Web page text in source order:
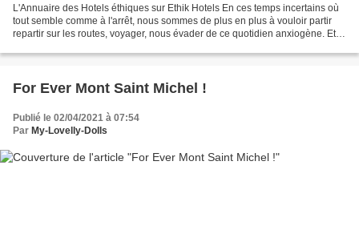
L'Annuaire des Hotels éthiques sur Ethik Hotels En ces temps incertains où
tout semble comme à l'arrêt, nous sommes de plus en plus à vouloir partir
repartir sur les routes, voyager, nous évader de ce quotidien anxiogène. Et si
For Ever Mont Saint Michel !
Publié le 02/04/2021 à 07:54
Par My-Lovelly-Dolls